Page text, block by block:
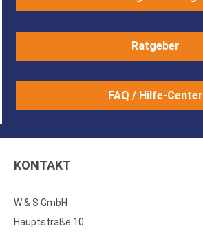
Ratgeber
FAQ / Hilfe-Center
KONTAKT
W & S GmbH
Hauptstraße 10